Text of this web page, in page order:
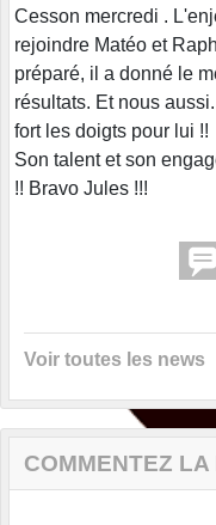
Cesson mercredi .
rejoindre Matéo et
préparé, il a donné le
résultats. Et nous
fort les doigts pour lui !!
Son talent et son
!! Bravo Jules !!!
Voir toutes les news
COMMENTEZ LA